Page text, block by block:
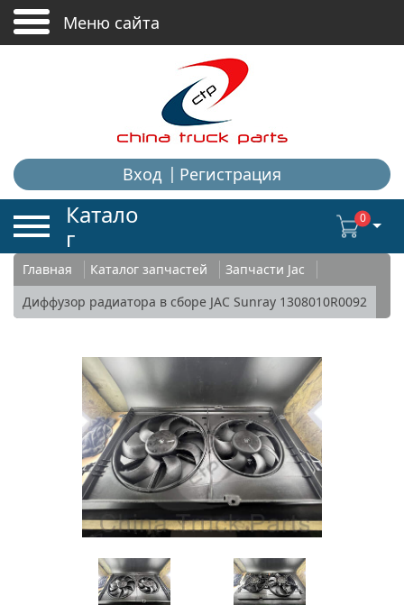
Меню сайта
Вход Регистрация
Катало
г
0
Главная Каталог запчастей
Запчасти Jac
Диффузор радиатора в сборе JAC Sunray 1308010R0092